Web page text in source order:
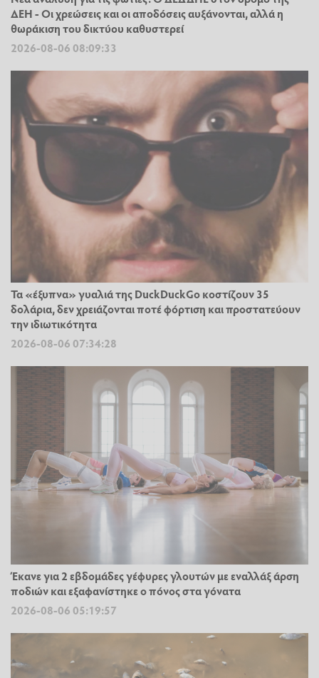
ΔΕΗ - Οι χρεώσεις και οι αποδόσεις αυξάνονται, αλλά η
θωράκιση του δικτύου καθυστερεί
2026-08-06 08:09:33
Τα «έξυπνα» γυαλιά της DuckDuckGo κοστίζουν 35
δολάρια, δεν χρειάζονται ποτέ φόρτιση και προστατεύουν
την ιδιωτικότητα
2026-08-06 07:34:28
Έκανε για 2 εβδομάδες γέφυρες γλουτών με εναλλάξ άρση
ποδιών και εξαφανίστηκε ο πόνος στα γόνατα
2026-08-06 05:19:57